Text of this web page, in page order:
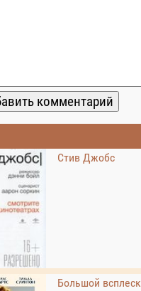
Стив Джобс
Большой всплеск